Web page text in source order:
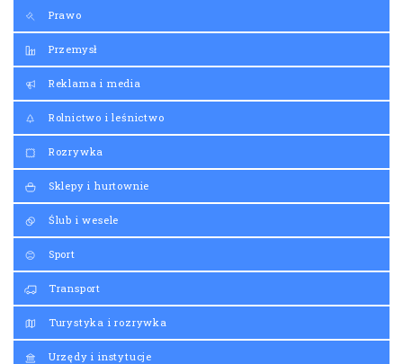
Prawo
Przemysł
Reklama i media
Rolnictwo i leśnictwo
Rozrywka
Sklepy i hurtownie
Ślub i wesele
Sport
Transport
Turystyka i rozrywka
Urzędy i instytucje